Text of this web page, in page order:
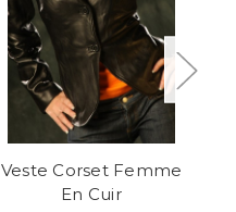
Veste Corset Femme
En Cuir